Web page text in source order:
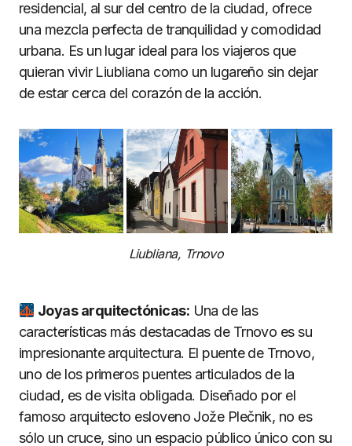
residencial, al sur del centro de la ciudad, ofrece
una mezcla perfecta de tranquilidad y comodidad
urbana. Es un lugar ideal para los viajeros que
quieran vivir Liubliana como un lugareño sin dejar
de estar cerca del corazón de la acción.
Liubliana, Trnovo
Joyas arquitectónicas: Una de las
características más destacadas de Trnovo es su
impresionante arquitectura. El puente de Trnovo,
uno de los primeros puentes articulados de la
ciudad, es de visita obligada. Diseñado por el
famoso arquitecto esloveno Jože Plečnik, no es
sólo un cruce, sino un espacio público único con su